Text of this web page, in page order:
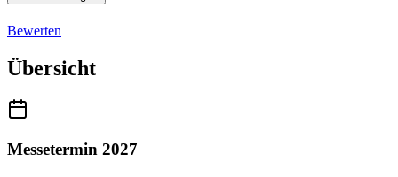
Bewerten
Übersicht
Messetermin 2027